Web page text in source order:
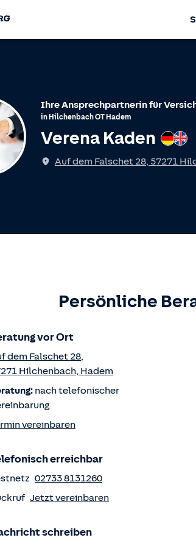
Ihre Ansprechpartnerin für
in HilchenbachOT Hadem
Verena Kaden
Spricht
Auf dem Falschet 28, 57271
Persönliche
vor Ort
dem Falschet 28,
Hilchenbach, Hadem
nach telefonischer
vereinbaren
erreichbar
02733 8131260
Jetzt vereinbaren
schreiben